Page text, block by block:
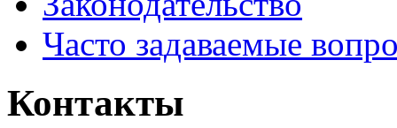
Часто задаваемые
Контакты